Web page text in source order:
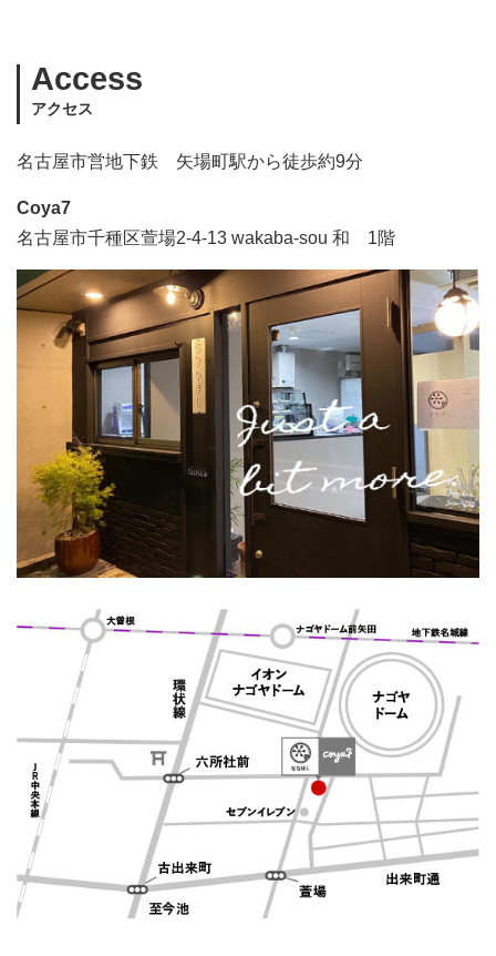
Access
アクセス
名古屋市営地下鉄 矢場町駅から徒歩約9分
Coya7
名古屋市千種区萱場2-4-13 wakaba-sou 和 1階